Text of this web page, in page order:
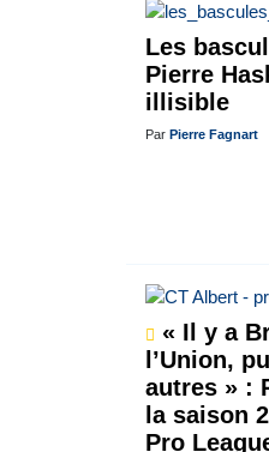
Les
Pierre
illisible
Par Pierre Fagnart
« Il y a
l’Union,
autres » :
la saison
Pro